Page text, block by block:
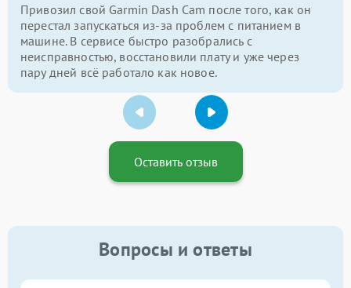
Привозил свой Garmin Dash Cam после того, как он
перестал запускаться из-за проблем с питанием в
машине. В сервисе быстро разобрались с
неисправностью, восстановили плату и уже через
пару дней всё работало как новое.
Оставить отзыв
Вопросы и ответы